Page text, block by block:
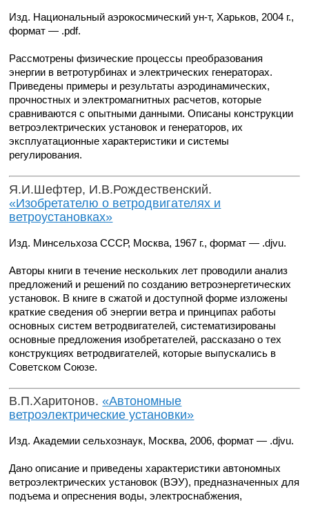
Изд. Национальный аэрокосмический ун-т, Харьков, 2004 г.,
формат — .pdf.
Рассмотрены физические процессы преобразования
энергии в ветротурбинах и электрических генераторах.
Приведены примеры и результаты аэродинамических,
прочностных и электромагнитных расчетов, которые
сравниваются с опытными данными. Описаны конструкции
ветроэлектрических установок и генераторов, их
эксплуатационные характеристики и системы
регулирования.
Я.И.Шефтер, И.В.Рождественский.
«Изобретателю о ветродвигателях и
ветроустановках»
Изд. Минсельхоза СССР, Москва, 1967 г., формат — .djvu.
Авторы книги в течение нескольких лет проводили анализ
предложений и решений по созданию ветроэнергетических
установок. В книге в сжатой и доступной форме изложены
краткие сведения об энергии ветра и принципах работы
основных систем ветродвигателей, систематизированы
основные предложения изобретателей, рассказано о тех
конструкциях ветродвигателей, которые выпускались в
Советском Союзе.
В.П.Харитонов.«Автономные
ветроэлектрические установки»
Изд. Академии сельхознаук, Москва, 2006, формат — .djvu.
Дано описание и приведены характеристики автономных
ветроэлектрических установок (ВЭУ), предназначенных для
подъема и опреснения воды, электроснабжения,